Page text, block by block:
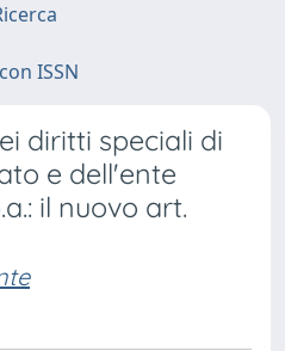
ISSN
diritti speciali di
e dell'ente
il nuovo art.